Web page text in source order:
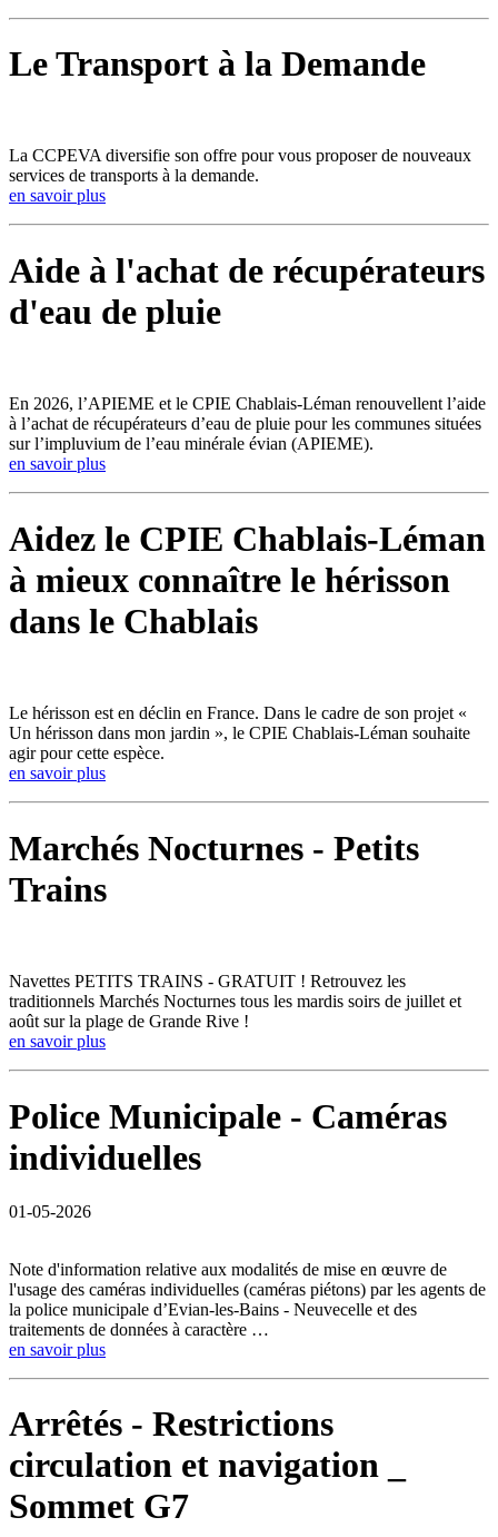
Le Transport à la Demande
La CCPEVA diversifie son offre pour vous proposer de nouveaux
services de transports à la demande.
en savoir plus
Aide à l'achat de récupérateurs
d'eau de pluie
En 2026, l’APIEME et le CPIE Chablais-Léman renouvellent l’aide
à l’achat de récupérateurs d’eau de pluie pour les communes situées
sur l’impluvium de l’eau minérale évian (APIEME).
en savoir plus
Aidez le CPIE Chablais-Léman
à mieux connaître le hérisson
dans le Chablais
Le hérisson est en déclin en France. Dans le cadre de son projet «
Un hérisson dans mon jardin », le CPIE Chablais-Léman souhaite
agir pour cette espèce.
en savoir plus
Marchés Nocturnes - Petits
Trains
Navettes PETITS TRAINS - GRATUIT ! Retrouvez les
traditionnels Marchés Nocturnes tous les mardis soirs de juillet et
août sur la plage de Grande Rive !
en savoir plus
Police Municipale - Caméras
individuelles
01-05-2026
Note d'information relative aux modalités de mise en œuvre de
l'usage des caméras individuelles (caméras piétons) par les agents de
la police municipale d’Evian-les-Bains - Neuvecelle et des
traitements de données à caractère …
en savoir plus
Arrêtés - Restrictions
circulation et navigation _
Sommet G7